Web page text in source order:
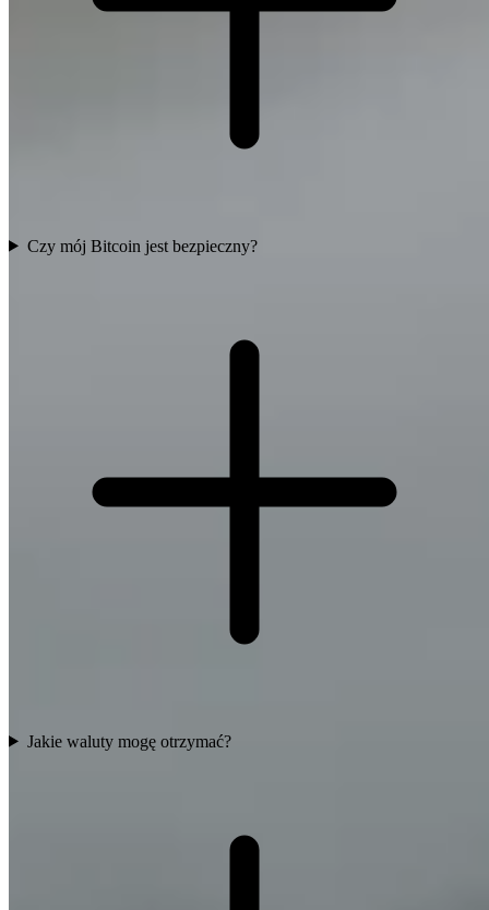
Czy mój Bitcoin jest bezpieczny?
Jakie waluty mogę otrzymać?